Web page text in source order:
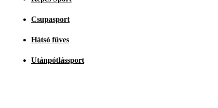
Csupasport
Hátsó füves
Utánpótlássport